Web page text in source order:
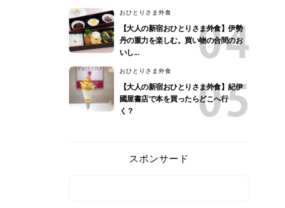
おひとりさま外食
【大人の新宿おひとりさま外食】伊勢
丹の重力を楽しむ。買い物の合間のお
いし...
おひとりさま外食
【大人の新宿おひとりさま外食】紀伊
國屋書店で本を買ったらどこへ行
く？
スポンサード